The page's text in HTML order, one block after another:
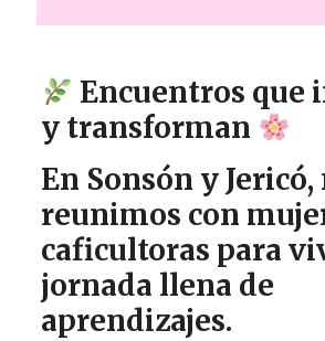
Encuentros que
y transforman
En Sonsón y Jericó,
reunimos con
caficultoras para
jornada llena de
aprendizajes.